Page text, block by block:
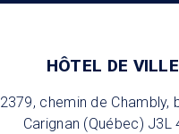
HÔTEL DE VILLE
2379, chemin de Chambly,
Carignan (Québec) J3L